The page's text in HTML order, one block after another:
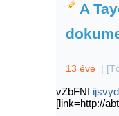
A
13 éve |
vZbFNI
[link=http://